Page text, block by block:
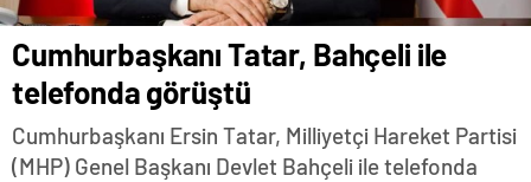
Cumhurbaşkanı Tatar, Bahçeli ile
telefonda görüştü
Cumhurbaşkanı Ersin Tatar, Milliyetçi Hareket Partisi
(MHP) Genel Başkanı Devlet Bahçeli ile telefonda